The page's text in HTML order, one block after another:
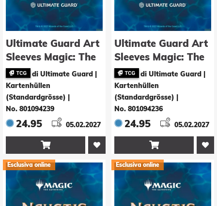
Ultimate Guard Art
Sleeves Magic: The
Gathering "Nauctis:
The Sunken Realm"
- Red Mythic
di Ultimate Guard |
Kartenhüllen
(Standardgrösse)
No. 801094239
24.95 05.02.2027

Ultimate Guard Art
Sleeves Magic: The
Gathering "Nauctis:
The Sunken Realm"
- White Mythic
di Ultimate Guard |
Kartenhüllen
(Standardgrösse)
No. 801094236
24.95 05.02.2027

Esclusiva online Esclusiva online